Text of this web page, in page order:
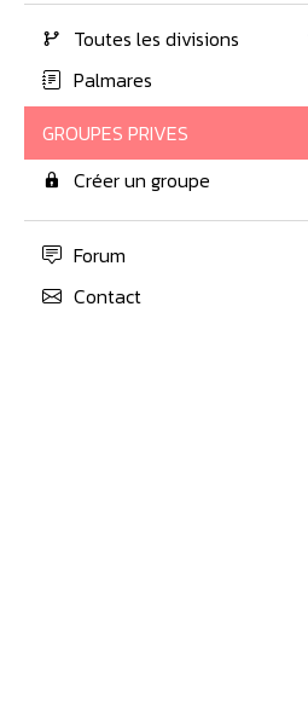
Toutes les divisions
Palmares
GROUPES PRIVES
Créer un groupe
Forum
Contact